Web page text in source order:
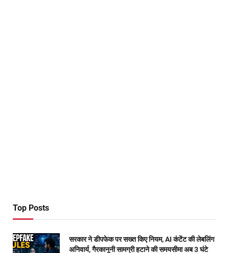
Top Posts
सरकार ने डीपफेक पर सख्त किए नियम, AI कंटेंट की लेबलिंग
अनिवार्य, गैरकानूनी सामग्री हटाने की समयसीमा अब 3 घंटे